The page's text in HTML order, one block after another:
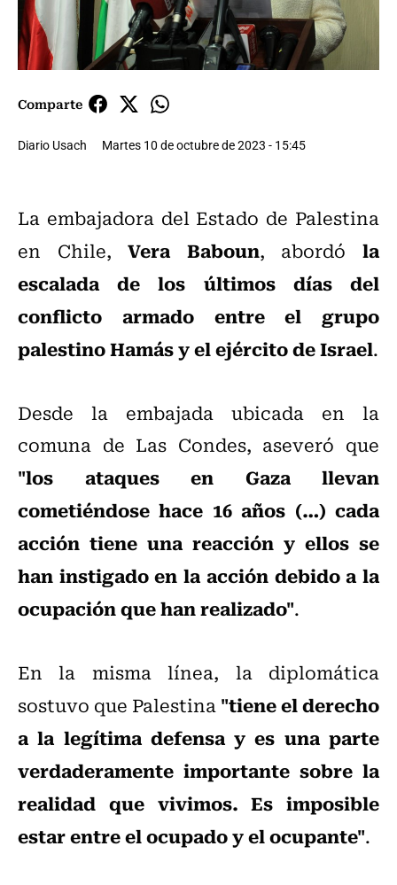
Comparte
Diario Usach Martes 10 de octubre de 2023 - 15:45
La embajadora del Estado de Palestina
en Chile, Vera Baboun, abordó la
escalada de los últimos días del
conflicto armado entre el grupo
palestino Hamás y el ejército de Israel.
Desde la embajada ubicada en la
comuna de Las Condes, aseveró que
"los ataques en Gaza llevan
cometiéndose hace 16 años (…) cada
acción tiene una reacción y ellos se
han instigado en la acción debido a la
ocupación que han realizado".
En la misma línea, la diplomática
sostuvo que Palestina"tiene el derecho
a la legítima defensa y es una parte
verdaderamente importante sobre la
realidad que vivimos. Es imposible
estar entre el ocupado y el ocupante".